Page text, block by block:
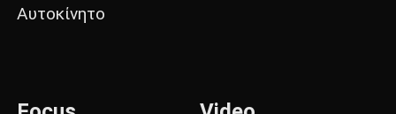
Αυτοκίνητο